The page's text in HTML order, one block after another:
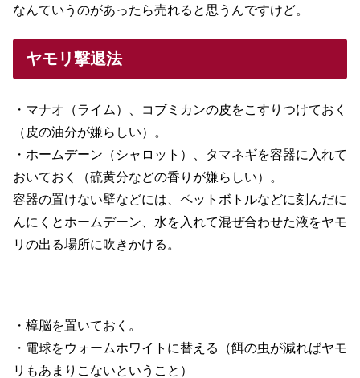
なんていうのがあったら売れると思うんですけど。
ヤモリ撃退法
・マナオ（ライム）、コブミカンの皮をこすりつけておく
（皮の油分が嫌らしい）。
・ホームデーン（シャロット）、タマネギを容器に入れて
おいておく（硫黄分などの香りが嫌らしい）。
容器の置けない壁などには、ペットボトルなどに刻んだに
んにくとホームデーン、水を入れて混ぜ合わせた液をヤモ
リの出る場所に吹きかける。
・樟脳を置いておく。
・電球をウォームホワイトに替える（餌の虫が減ればヤモ
リもあまりこないということ）